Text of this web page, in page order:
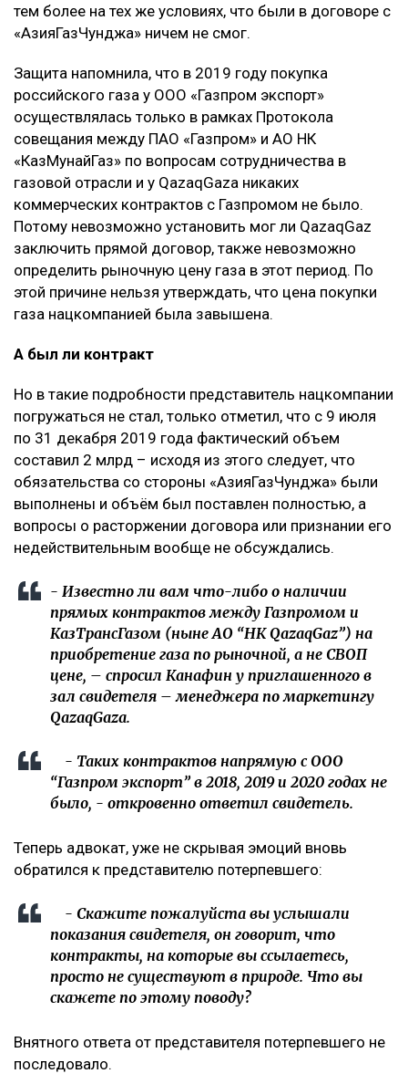
тем более на тех же условиях, что были в договоре с
«АзияГазЧунджа» ничем не смог.
Защита напомнила, что в 2019 году покупка
российского газа у ООО «Газпром экспорт»
осуществлялась только в рамках Протокола
совещания между ПАО «Газпром» и АО НК
«КазМунайГаз» по вопросам сотрудничества в
газовой отрасли и у QazaqGazа никаких
коммерческих контрактов с Газпромом не было.
Потому невозможно установить мог ли QazaqGaz
заключить прямой договор, также невозможно
определить рыночную цену газа в этот период. По
этой причине нельзя утверждать, что цена покупки
газа нацкомпанией была завышена.
А был ли контракт
Но в такие подробности представитель нацкомпании
погружаться не стал, только отметил, что с 9 июля
по 31 декабря 2019 года фактический объем
составил 2 млрд – исходя из этого следует, что
обязательства со стороны «АзияГазЧунджа» были
выполнены и объём был поставлен полностью, а
вопросы о расторжении договора или признании его
недействительным вообще не обсуждались.
- Известно ли вам что-либо о наличии
прямых контрактов между Газпромом и
КазТрансГазом (ныне АО “НК QazaqGaz”) на
приобретение газа по рыночной, а не СВОП
цене, – спросил Канафин у приглашенного в
зал свидетеля – менеджера по маркетингу
QazaqGazа.
- Таких контрактов напрямую с ООО
“Газпром экспорт” в 2018, 2019 и 2020 годах не
было, - откровенно ответил свидетель.
Теперь адвокат, уже не скрывая эмоций вновь
обратился к представителю потерпевшего:
- Скажите пожалуйста вы услышали
показания свидетеля, он говорит, что
контракты, на которые вы ссылаетесь,
просто не существуют в природе. Что вы
скажете по этому поводу?
Внятного ответа от представителя потерпевшего не
последовало.